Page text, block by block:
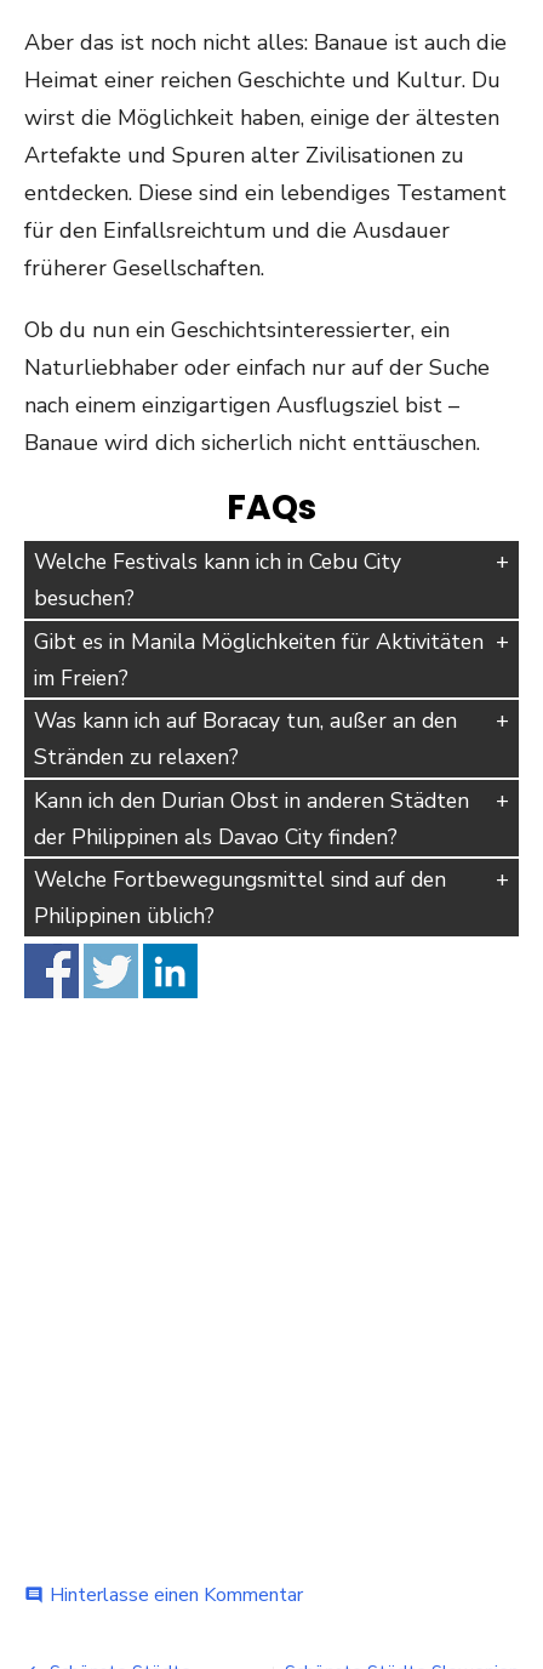
Aber das ist noch nicht alles: Banaue ist auch die
Heimat einer reichen Geschichte und Kultur. Du
wirst die Möglichkeit haben, einige der ältesten
Artefakte und Spuren alter Zivilisationen zu
entdecken. Diese sind ein lebendiges Testament
für den Einfallsreichtum und die Ausdauer
früherer Gesellschaften.
Ob du nun ein Geschichtsinteressierter, ein
Naturliebhaber oder einfach nur auf der Suche
nach einem einzigartigen Ausflugsziel bist –
Banaue wird dich sicherlich nicht enttäuschen.
FAQs
Welche Festivals kann ich in Cebu City
besuchen?
Gibt es in Manila Möglichkeiten für Aktivitäten
im Freien?
Was kann ich auf Boracay tun, außer an den
Stränden zu relaxen?
Kann ich den Durian Obst in anderen Städten
der Philippinen als Davao City finden?
Welche Fortbewegungsmittel sind auf den
Philippinen üblich?
comment Hinterlasse einen Kommentarbei